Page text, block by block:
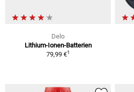
Delo
Lithium-Ionen-Batterien
79,99 €1